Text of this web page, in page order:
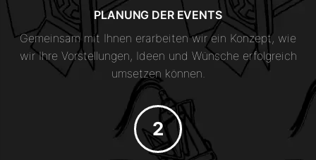
PLANUNG DER EVENTS
Gemeinsam mit Ihnen erarbeiten wir ein Konzept, wie
wir Ihre Vorstellungen, Ideen und Wünsche erfolgreich
umsetzen können.